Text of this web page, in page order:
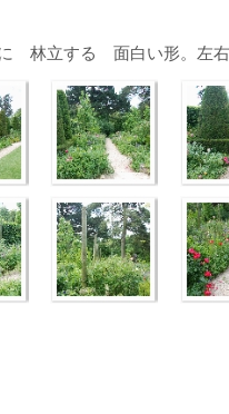
林立する 面白い形。左